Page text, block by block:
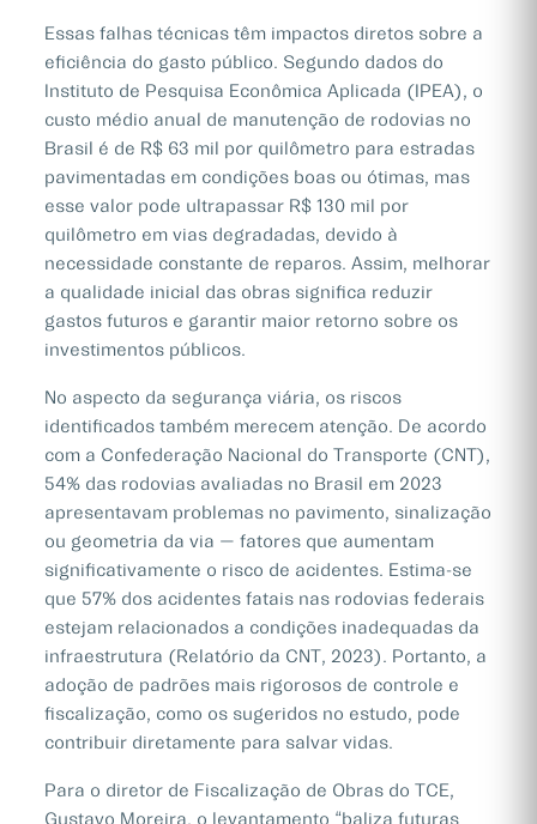
Essas falhas técnicas têm impactos diretos sobre a
eficiência do gasto público. Segundo dados do
Instituto de Pesquisa Econômica Aplicada (IPEA), o
custo médio anual de manutenção de rodovias no
Brasil é de R$ 63 mil por quilômetro para estradas
pavimentadas em condições boas ou ótimas, mas
esse valor pode ultrapassar R$ 130 mil por
quilômetro em vias degradadas, devido à
necessidade constante de reparos. Assim, melhorar
a qualidade inicial das obras significa reduzir
gastos futuros e garantir maior retorno sobre os
investimentos públicos.
No aspecto da segurança viária, os riscos
identificados também merecem atenção. De acordo
com a Confederação Nacional do Transporte (CNT),
54% das rodovias avaliadas no Brasil em 2023
apresentavam problemas no pavimento, sinalização
ou geometria da via — fatores que aumentam
significativamente o risco de acidentes. Estima-se
que 57% dos acidentes fatais nas rodovias federais
estejam relacionados a condições inadequadas da
infraestrutura (Relatório da CNT, 2023). Portanto, a
adoção de padrões mais rigorosos de controle e
fiscalização, como os sugeridos no estudo, pode
contribuir diretamente para salvar vidas.
Para o diretor de Fiscalização de Obras do TCE,